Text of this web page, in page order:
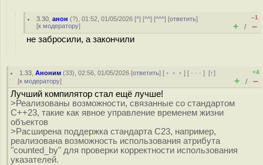
3.30 ,анон (?), 01:52, 01/05/2026 [^] [^^] [^^^] [ответить]
[к модератору]
–1
+ / –
не забросили, а закончили
1.33 ,Аноним (33), 02:56, 01/05/2026 [ответить] [ ﹢﹢﹢] [ · · ·][↑]
[к модератору]
+4
+ / –
Лучший компилятор стал ещё лучше!
>Реализованы возможности, связанные со стандартом
C++23, такие как явное управление временем жизни
объектов
>Расширена поддержка стандарта C23, например,
реализована возможность использования атрибута
"counted_by" для проверки корректности использования
указателей.